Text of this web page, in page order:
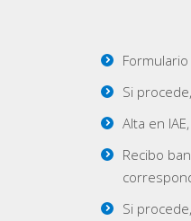
Si
Alta en
Recibo
Si